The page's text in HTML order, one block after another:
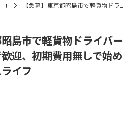
コラム 【急募】東京都昭島市で軽貨物ドライバー募集！未経験者歓迎、初期費用無しで始めるフリーランスライフ
昭島市で軽貨物ドライバー
迎、初期費用無しで始め
イフ